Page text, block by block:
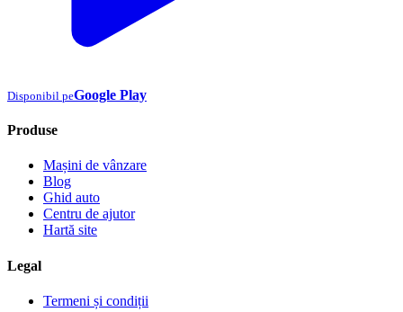
Disponibil peGoogle Play
Produse
Mașini de vânzare
Blog
Ghid auto
Centru de ajutor
Hartă site
Legal
Termeni și condiții